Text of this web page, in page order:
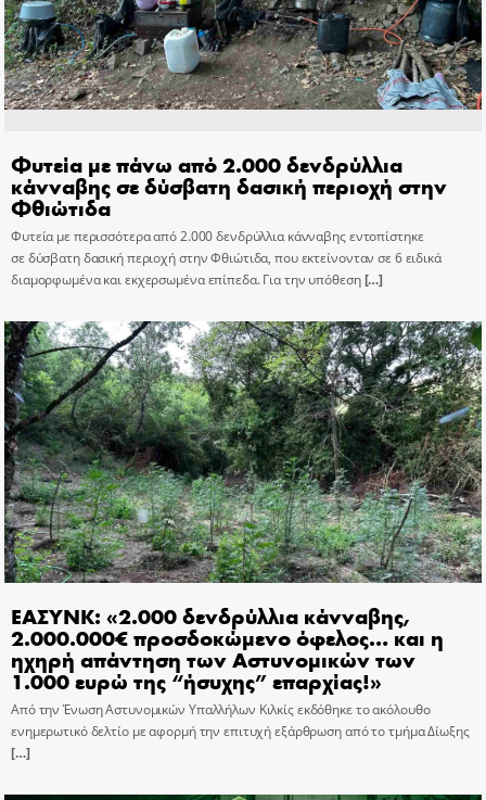
Φυτεία με πάνω από 2.000 δενδρύλλια
κάνναβης σε δύσβατη δασική περιοχή στην
Φθιώτιδα
Φυτεία με περισσότερα από 2.000 δενδρύλλια κάνναβης εντοπίστηκε
σε δύσβατη δασική περιοχή στην Φθιώτιδα, που εκτείνονταν σε 6 ειδικά
διαμορφωμένα και εκχερσωμένα επίπεδα. Για την υπόθεση[…]
ΕΑΣΥΝΚ: «2.000 δενδρύλλια κάνναβης,
2.000.000€ προσδοκώμενο όφελος… και η
ηχηρή απάντηση των Αστυνομικών των
1.000 ευρώ της “ήσυχης” επαρχίας!»
Από την Ένωση Αστυνομικών Υπαλλήλων Κιλκίς εκδόθηκε το ακόλουθο
ενημερωτικό δελτίο με αφορμή την επιτυχή εξάρθρωση από το τμήμα Δίωξης
[…]